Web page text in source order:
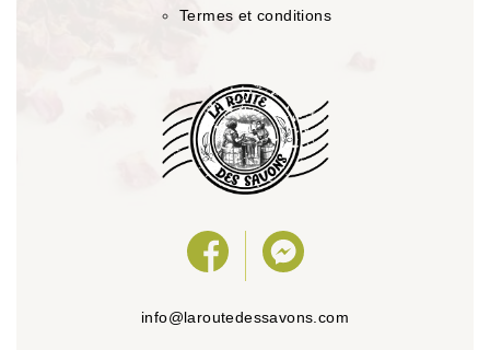
Termes et conditions
info@laroutedessavons.com